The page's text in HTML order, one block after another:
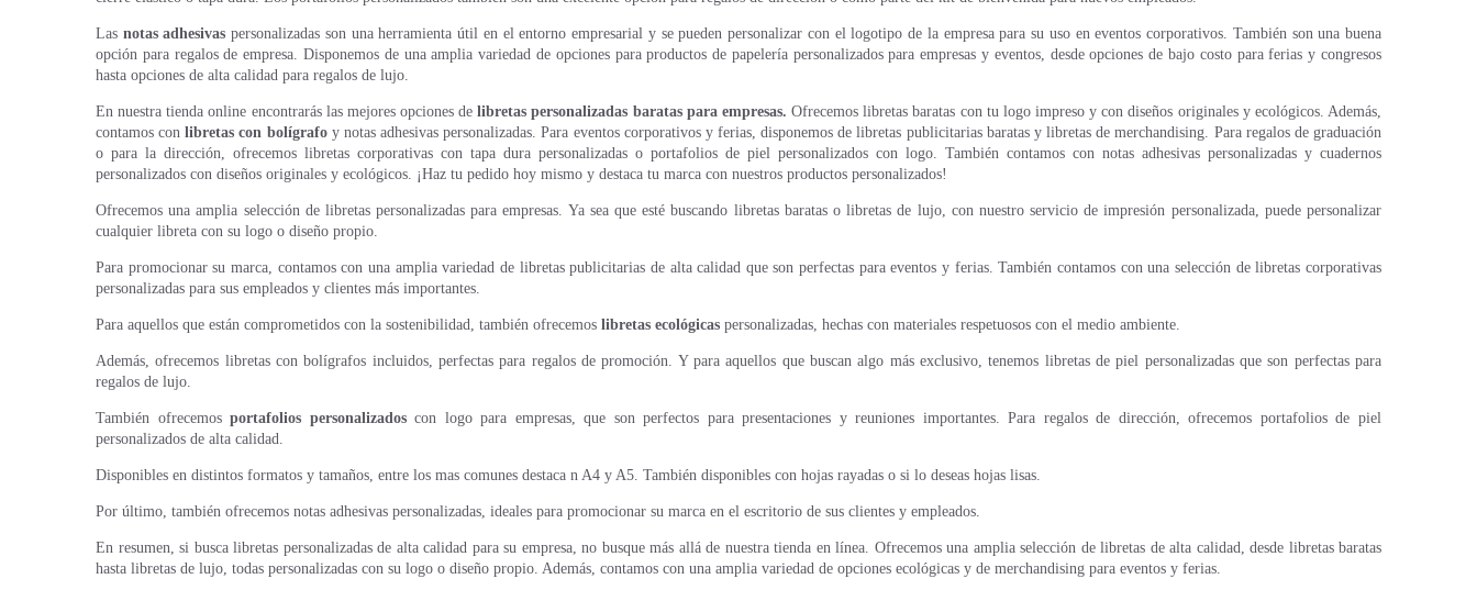
Las notas adhesivaspersonalizadas son una herramienta útil en el entorno empresarial y se pueden personalizar con el logotipo de la empresa para su uso en eventos corporativos. También son una buena
opción para regalos de empresa. Disponemos de una amplia variedad de opciones para productos de papelería personalizados para empresas y eventos, desde opciones de bajo costo para ferias y congresos
hasta opciones de alta calidad para regalos de lujo.
En nuestra tienda online encontrarás las mejores opciones delibretas personalizadas baratas para empresas. Ofrecemos libretas baratas con tu logo impreso y con diseños originales y ecológicos. Además,
contamos conlibretas con bolígrafoy notas adhesivas personalizadas. Para eventos corporativos y ferias, disponemos de libretas publicitarias baratas y libretas de merchandising. Para regalos de graduación
o para la dirección, ofrecemos libretas corporativas con tapa dura personalizadas o portafolios de piel personalizados con logo. También contamos con notas adhesivas personalizadas y cuadernos
personalizados con diseños originales y ecológicos. ¡Haz tu pedido hoy mismo y destaca tu marca con nuestros productos personalizados!
Ofrecemos una amplia selección de libretas personalizadas para empresas. Ya sea que esté buscando libretas baratas o libretas de lujo, con nuestro servicio de impresión personalizada, puede personalizar
cualquier libreta con su logo o diseño propio.
Para promocionar su marca, contamos con una amplia variedad de libretas publicitarias de alta calidad que son perfectas para eventos y ferias. También contamos con una selección de libretas corporativas
personalizadas para sus empleados y clientes más importantes.
Para aquellos que están comprometidos con la sostenibilidad, también ofrecemos libretas ecológicas personalizadas, hechas con materiales respetuosos con el medio ambiente.
Además, ofrecemos libretas con bolígrafos incluidos, perfectas para regalos de promoción. Y para aquellos que buscan algo más exclusivo, tenemos libretas de piel personalizadas que son perfectas para
regalos de lujo.
También ofrecemosportafolios personalizadoscon logo para empresas, que son perfectos para presentaciones y reuniones importantes. Para regalos de dirección, ofrecemos portafolios de piel
personalizados de alta calidad.
Disponibles en distintos formatos y tamaños, entre los mas comunes destaca n A4 y A5. También disponibles con hojas rayadas o si lo deseas hojas lisas.
Por último, también ofrecemos notas adhesivas personalizadas, ideales para promocionar su marca en el escritorio de sus clientes y empleados.
En resumen, si busca libretas personalizadas de alta calidad para su empresa, no busque más allá de nuestra tienda en línea. Ofrecemos una amplia selección de libretas de alta calidad, desde libretas baratas
hasta libretas de lujo, todas personalizadas con su logo o diseño propio. Además, contamos con una amplia variedad de opciones ecológicas y de merchandising para eventos y ferias.